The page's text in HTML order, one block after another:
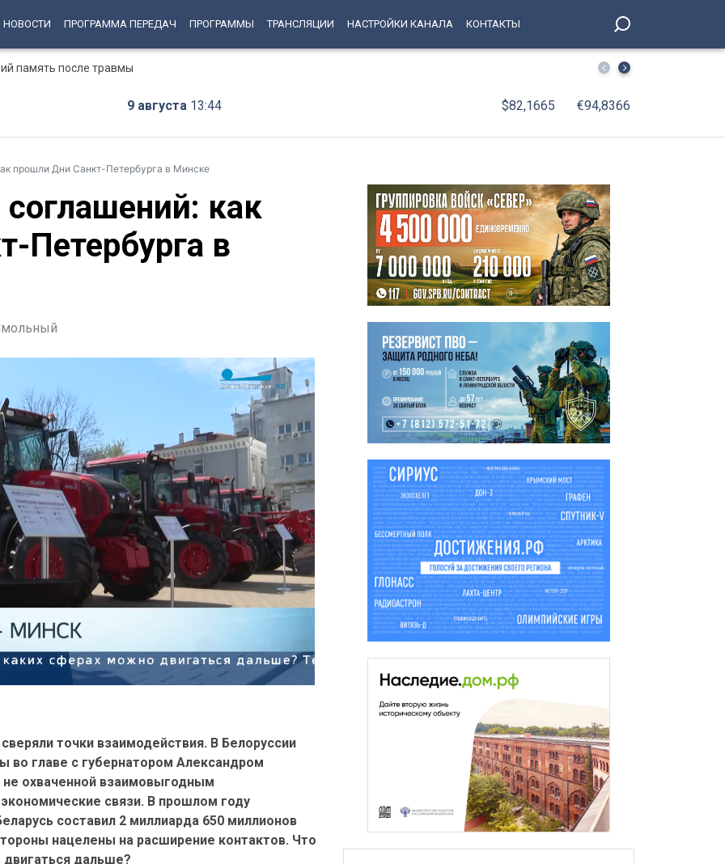
НОВОСТИ ПРОГРАММА ПЕРЕДАЧ ПРОГРАММЫ ТРАНСЛЯЦИИ НАСТРОЙКИ КАНАЛА КОНТАКТЫ
память после травмы Поймали за день: рецидивист отобрал телефон у 69-
9 августа 13:44 $82,1665 €94,8366
прошли Дни Санкт-Петербурга в Минске
как
Петербурга в
точки взаимодействия. В Белоруссии
во главе с губернатором Александром
охваченной взаимовыгодным
связи. В прошлом году
составил 2 миллиарда 650 миллионов
нацелены на расширение контактов. Что
дальше?